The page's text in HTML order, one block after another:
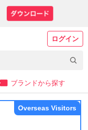
ログイン
ブランドから探す
Overseas Visitors